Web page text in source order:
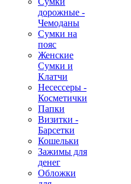
дорожные -
Чемоданы
Сумки на
пояс
Женские
Сумки и
Клатчи
Несессеры -
Косметички
Папки
Визитки -
Барсетки
Кошельки
Зажимы для
денег
Обложки